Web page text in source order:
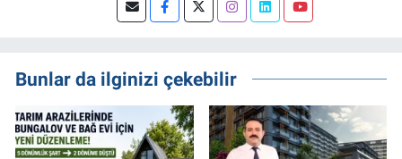
sahip, dijital medya odaklı deneyimli bir
projeleri üzerine haber, analiz ve özel
dosyalar hazırlama konusunda yetkinim.
Bunlar da ilginizi çekebilir